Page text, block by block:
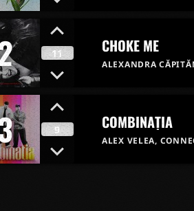
11 CHOKE ME
ALEXANDRA
9 COMBINAȚIA
ALEX VELEA,